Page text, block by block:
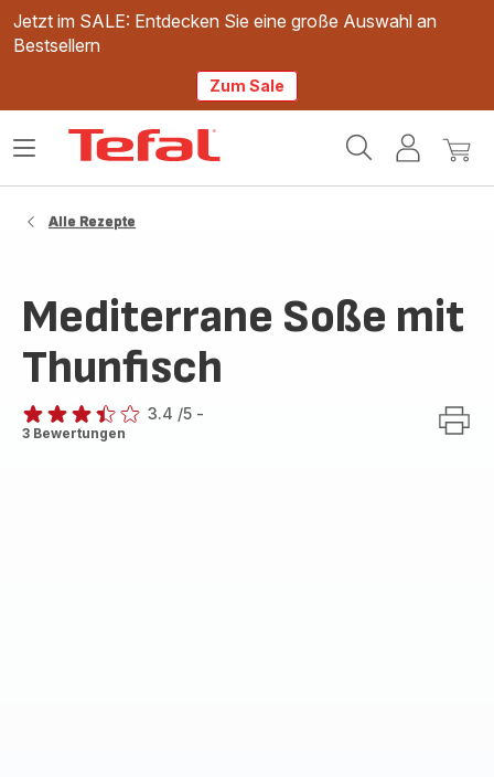
Jetzt im SALE: Entdecken Sie eine große Auswahl an
Bestsellern
Zum Sale
Mein
Mein
Das
Alle Rezepte
Mediterrane Soße mit
Thunfisch
ratings.3.4
3.4 /5 -
3 Bewertungen